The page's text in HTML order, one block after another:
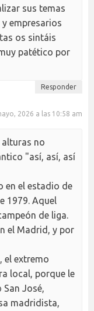
sus temas
empresarios
os sintáis
patético por
Responder
2026 a las 10:58 am
alturas no
"así, así, así
en el estadio de
1979. Aquel
de liga.
el Madrid, y por
el extremo
local, porque le
José,
madridista,